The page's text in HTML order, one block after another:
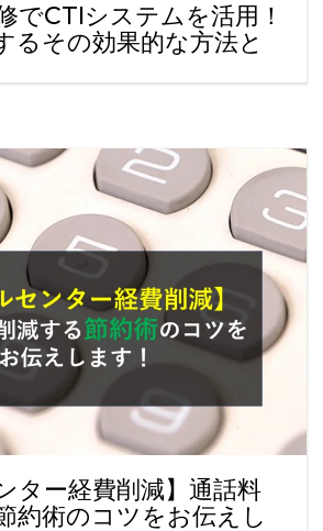
でCTIシステムを活用！
るその効果的な方法と
ター経費削減】通話料
約術のコツをお伝えし